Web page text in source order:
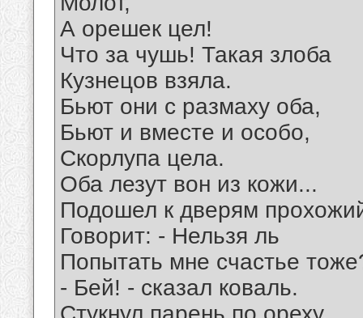
А орешек цел!
Что за чушь! Такая злоба
Кузнецов взяла.
Бьют они с размаху оба,
Бьют и вместе и особо,
Скорлупа цела.
Оба лезут вон из кожи...
Подошел к дверям
Говорит: - Нельзя ль
Попытать мне счастье
- Бей! - сказал коваль.